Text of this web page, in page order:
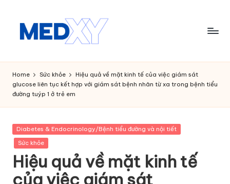
M
e
d
x
y
A
I
Home Sức khỏe
Hiệu quả về mặt kinh tế của việc giám sát
glucose liên tục kết hợp với giám sát bệnh nhân từ xa trong bệnh tiểu
đường tuýp 1 ở trẻ em
Posted
in
Diabetes & Endocrinology/Bệnh tiểu đường và nội tiết
Sức khỏe
Hiệu quả về mặt kinh tế
của việc giám sát